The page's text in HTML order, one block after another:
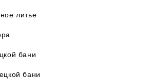
литье
бани
бани